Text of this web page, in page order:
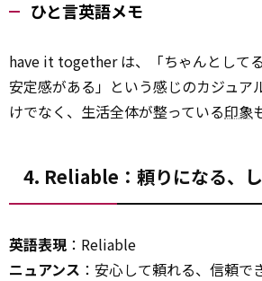
ひと言英語メモ
have it together は、「ちゃんとして
安定感がある」という感じのカジュア
けでなく、生活全体が整っている印象
4. Reliable：頼りになる、
英語表現 ：Reliable
ニュアンス ：安心して頼れる、信頼で